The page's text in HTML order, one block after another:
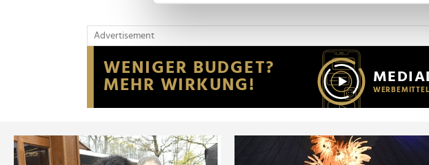
Wir verwenden Cookies, um Inhalte und Anzeigen zu
Website an unsere Partner für soziale Medien,
möglicherweise mit weiteren Daten zusammen, die
der Dienste gesammelt haben.
Advertisement